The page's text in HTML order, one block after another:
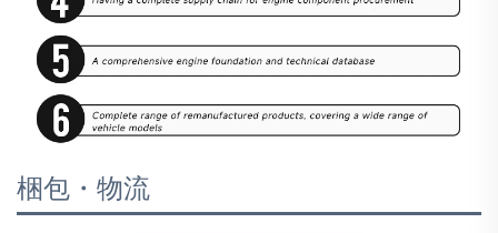
梱包・物流